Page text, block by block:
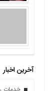
آخرین اخبار